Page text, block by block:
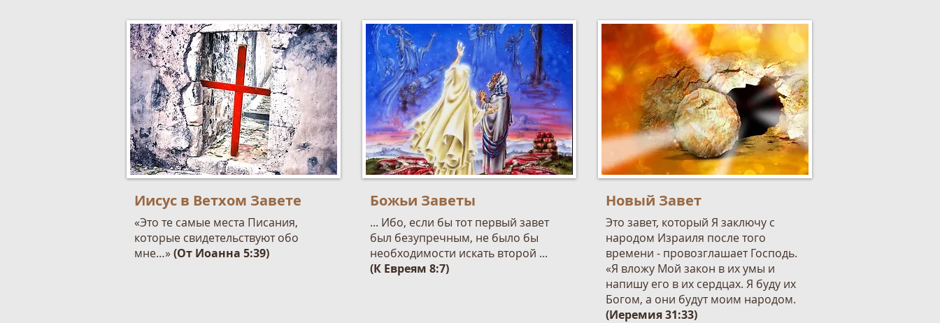
Иисус в Ветхом Завете
«Это те самые места Писания,
которые свидетельствуют обо
мне…»(От Иоанна 5:39)
Божьи Заветы
... Ибо, если бы тот первый завет
был безупречным, не было бы
необходимости искать второй ...
(К Евреям 8:7)
Новый Завет
Это завет, который Я заключу с
народом Израиля после того
времени - провозглашает Господь.
«Я вложу Мой закон в их умы и
напишу его в их сердцах. Я буду их
Богом, а они будут моим народом.
(Иеремия 31:33)